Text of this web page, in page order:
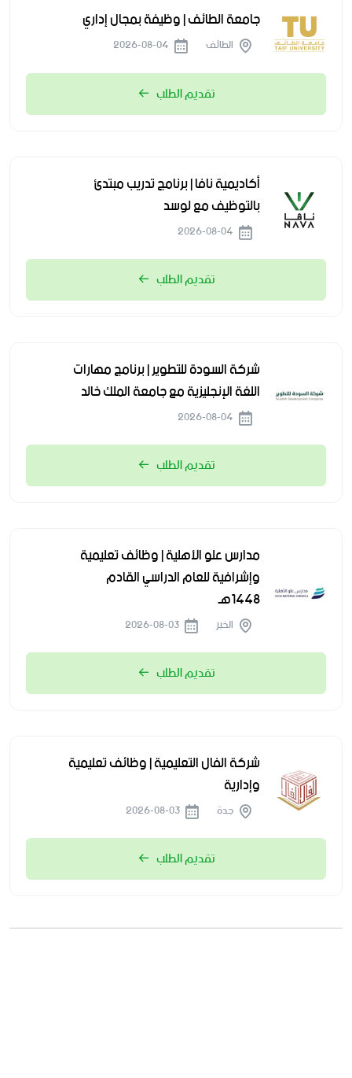
جامعة الطائف | وظيفة بمجال إداري
الطائف
تقديم الطلب
أكاديمية نافا | برنامج تدريب مبتدئ
بالتوظيف مع لوسد
تقديم الطلب
شركة السودة للتطوير | برنامج مهارات
اللغة الإنجليزية مع جامعة الملك خالد
تقديم الطلب
مدارس علو الأهلية | وظائف تعليمية
وإشرافية للعام الدراسي القادم
1448هـ
الخبر
تقديم الطلب
شركة الفال التعليمية | وظائف تعليمية
وإدارية
جدة
تقديم الطلب